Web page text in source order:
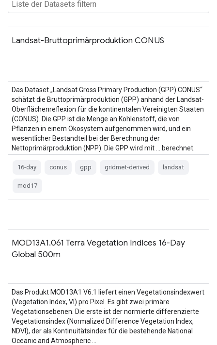
Landsat-Bruttoprimärproduktion CONUS
Das Dataset „Landsat Gross Primary Production (GPP) CONUS“
schätzt die Bruttoprimärproduktion (GPP) anhand der Landsat-
Oberflächenreflexion für die kontinentalen Vereinigten Staaten
(CONUS). Die GPP ist die Menge an Kohlenstoff, die von
Pflanzen in einem Ökosystem aufgenommen wird, und ein
wesentlicher Bestandteil bei der Berechnung der
Nettoprimärproduktion (NPP). Die GPP wird mit … berechnet.
16-day conus gpp gridmet-derived landsat
mod17
MOD13A1.061 Terra Vegetation Indices 16-Day
Global 500m
Das Produkt MOD13A1 V6.1 liefert einen Vegetationsindexwert
(Vegetation Index, VI) pro Pixel. Es gibt zwei primäre
Vegetationsebenen. Die erste ist der normierte differenzierte
Vegetationsindex (Normalized Difference Vegetation Index,
NDVI), der als Kontinuitätsindex für die bestehende National
Oceanic and Atmospheric …